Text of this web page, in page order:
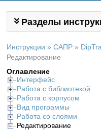
Разделы
Инструкции » САПР »
Редактирование
Оглавление
Интерфейс
Работа с библиотекой
Работа с корпусом
Вид программы
Работа со слоями
Редактирование